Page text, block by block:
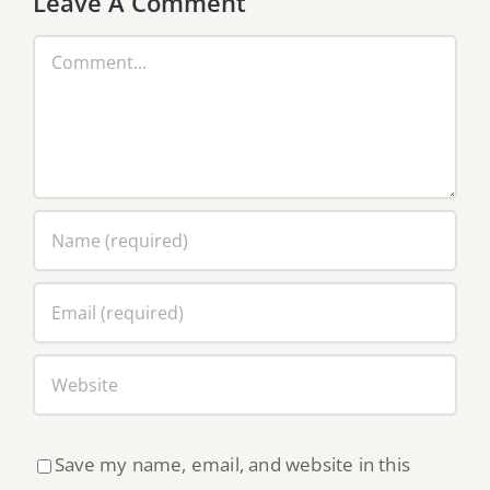
Comment
Save my name, email, and website in this